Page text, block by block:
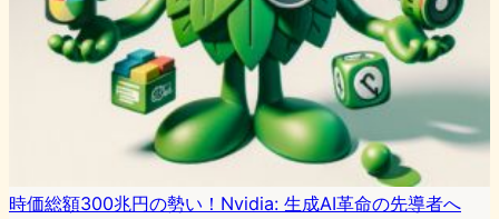
時価総額300兆円の勢い！Nvidia: 生成AI革命の先導者へ